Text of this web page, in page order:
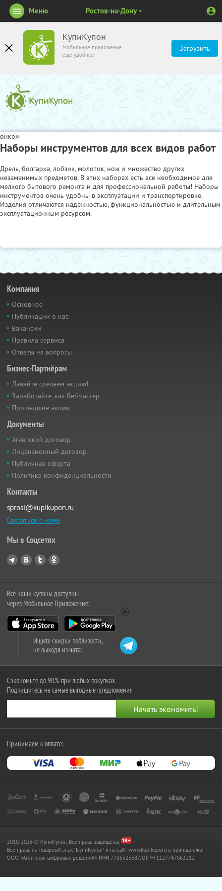
КупиКупон
Мобильное приложение
ещё удобнее
Загрузить
Меню Ростов-на-Дону
онком
Наборы инструментов для всех видов работ
Дрель, болгарка, лобзик, молоток, нож и множество других
незаменимых предметов. В этих наборах есть все необходимое для
мелкого бытового ремонта и для профессиональной работы! Наборы
инструментов очень удобны в эксплуатации и транспортировке.
Изделия отличаются надежностью, функциональностью и длительным
эксплуатационным ресурсом.
Компания
Основное
Публикации о нас
Вакансии
Правила сервиса
Ответы на вопросы
Бизнес-Партнёрам
Давайте сделаем акцию!
Заработайте, как Вебмастер
Прошедшие акции
Документы
Агентский договор
Лицензионный договор
Публичная оферта
Политика конфиденциальности
Контакты
sprosi@kupikupon.ru
Связаться с нами
Мы в Соцсетях
Все наши купоны доступны
через Мобильное Приложение:
Ищите скидки поблизости,
не выходя из чата:
Сэкономьте до 90% при любых покупках
Подпишитесь на самые выгодные предложения
Принимаем к оплате:
2010-2026 © КупиКупон. Все права защищены.
Все права на товарный знак "КупиКупон" и на сайт www.kupikupon.ru принадлежат
OOO «Агентство цифровых решений» ИНН 7705523387, ОГРН 1127747063212